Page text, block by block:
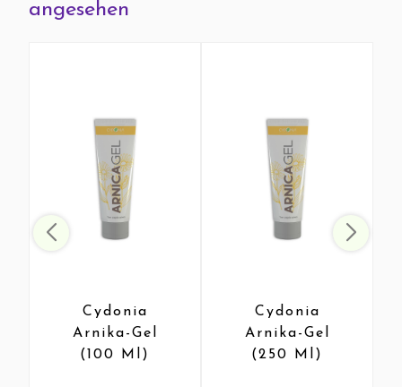
angesehen
Cydonia
Arnika-Gel
(100 Ml)
Cydonia
Arnika-Gel
(250 Ml)